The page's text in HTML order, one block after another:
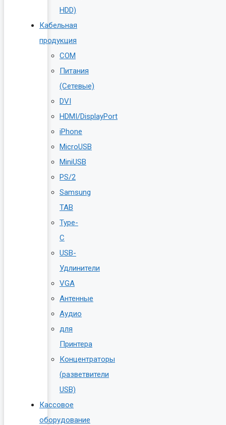
HDD)
Кабельная
продукция
COM
Питания
(Сетевые)
DVI
HDMI/DisplayPort
iPhone
MicroUSB
MiniUSB
PS/2
Samsung
TAB
Type-
C
USB-
Удлинители
VGA
Антенные
Аудио
для
Принтера
Концентраторы
(разветвители
USB)
Кассовое
оборудование